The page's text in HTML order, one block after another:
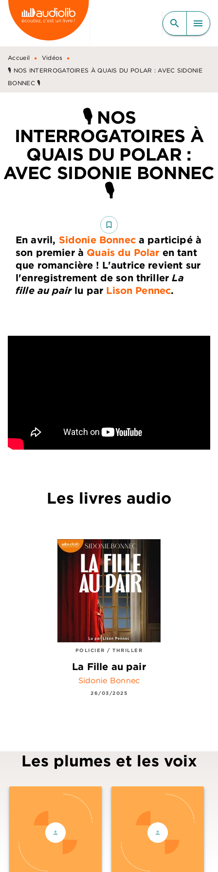
MENU RECHERCHE
CONTENU
PIED DE PAGE
search menu
Accueil • Vidéos •
🎙️ NOS INTERROGATOIRES À QUAIS DU POLAR : AVEC SIDONIE
BONNEC 🎙️
🎙️ NOS
INTERROGATOIRES À
QUAIS DU POLAR :
AVEC SIDONIE BONNEC
🎙️
bookmark_border
En avril, Sidonie Bonneca participé à
son premier à Quais du Polar en tant
que romancière ! L'autrice revient sur
l'enregistrement de son thrillerLa
fille au pair lu par Lison Pennec.
Les livres audio
POLICIER / THRILLER
La Fille au pair
Sidonie Bonnec
26/03/2025
Les plumes et les voix